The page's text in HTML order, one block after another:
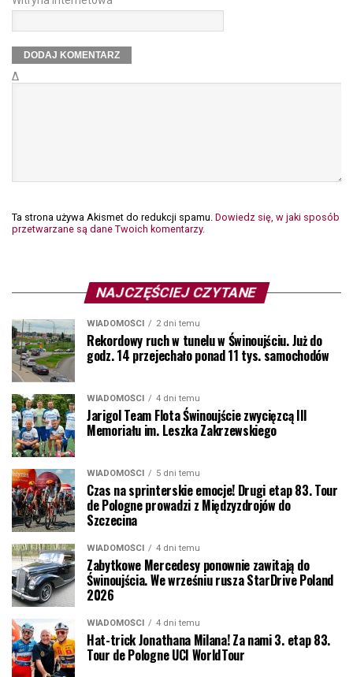
Δ
Ta strona używa Akismet do redukcji spamu. Dowiedz się, w jaki sposób
przetwarzane są dane Twoich komentarzy.
NAJCZĘŚCIEJ CZYTANE
WIADOMOŚCI 2 dni temu
Rekordowy ruch w tunelu w Świnoujściu. Już do
godz. 14 przejechało ponad 11 tys. samochodów
WIADOMOŚCI 4 dni temu
Jarigol Team Flota Świnoujście zwycięzcą III
Memoriału im. Leszka Zakrzewskiego
WIADOMOŚCI 5 dni temu
Czas na sprinterskie emocje! Drugi etap 83. Tour
de Pologne prowadzi z Międzyzdrojów do
Szczecina
WIADOMOŚCI 4 dni temu
Zabytkowe Mercedesy ponownie zawitają do
Świnoujścia. We wrześniu rusza StarDrive Poland
2026
WIADOMOŚCI 4 dni temu
Hat-trick Jonathana Milana! Za nami 3. etap 83.
Tour de Pologne UCI WorldTour